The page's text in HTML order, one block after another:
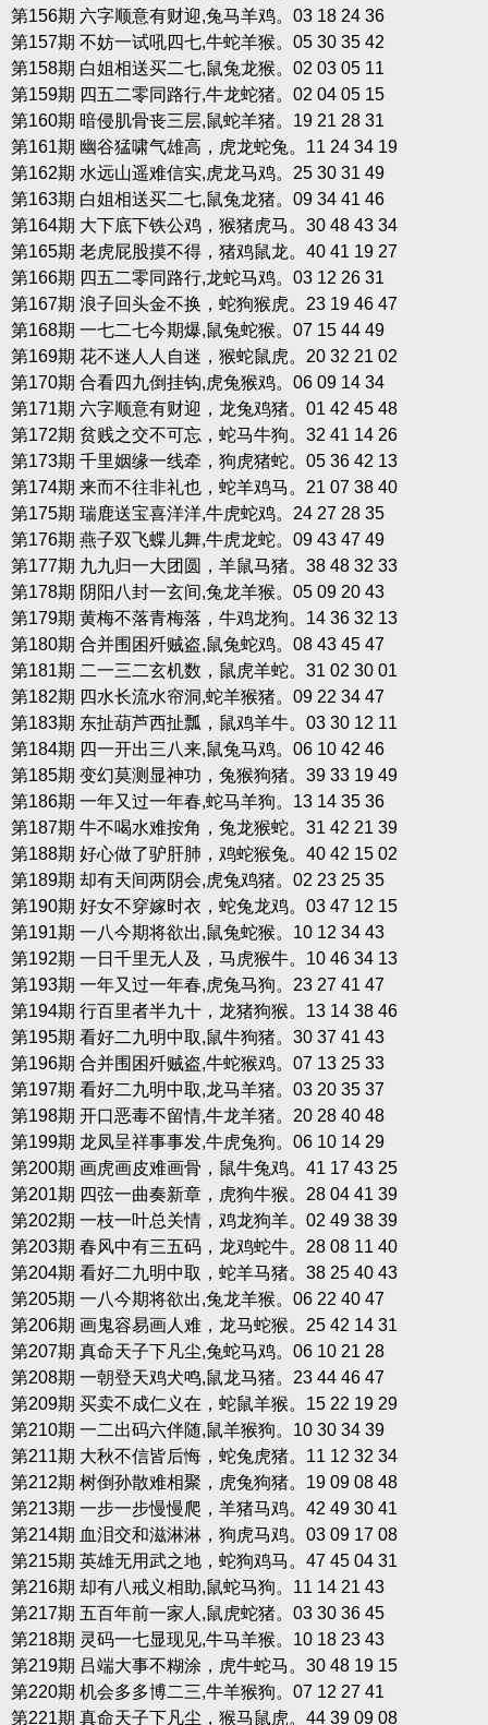
第156期 六字顺意有财迎,兔马羊鸡。03 18 24 36
第157期 不妨一试吼四七,牛蛇羊猴。05 30 35 42
第158期 白姐相送买二七,鼠兔龙猴。02 03 05 11
第159期 四五二零同路行,牛龙蛇猪。02 04 05 15
第160期 暗侵肌骨丧三层,鼠蛇羊猪。19 21 28 31
第161期 幽谷猛啸气雄高，虎龙蛇兔。11 24 34 19
第162期 水远山遥难信实,虎龙马鸡。25 30 31 49
第163期 白姐相送买二七,鼠兔龙猪。09 34 41 46
第164期 大下底下铁公鸡，猴猪虎马。30 48 43 34
第165期 老虎屁股摸不得，猪鸡鼠龙。40 41 19 27
第166期 四五二零同路行,龙蛇马鸡。03 12 26 31
第167期 浪子回头金不换，蛇狗猴虎。23 19 46 47
第168期 一七二七今期爆,鼠兔蛇猴。07 15 44 49
第169期 花不迷人人自迷，猴蛇鼠虎。20 32 21 02
第170期 合看四九倒挂钩,虎兔猴鸡。06 09 14 34
第171期 六字顺意有财迎，龙兔鸡猪。01 42 45 48
第172期 贫贱之交不可忘，蛇马牛狗。32 41 14 26
第173期 千里姻缘一线牵，狗虎猪蛇。05 36 42 13
第174期 来而不往非礼也，蛇羊鸡马。21 07 38 40
第175期 瑞鹿送宝喜洋洋,牛虎蛇鸡。24 27 28 35
第176期 燕子双飞蝶儿舞,牛虎龙蛇。09 43 47 49
第177期 九九归一大团圆，羊鼠马猪。38 48 32 33
第178期 阴阳八封一玄间,兔龙羊猴。05 09 20 43
第179期 黄梅不落青梅落，牛鸡龙狗。14 36 32 13
第180期 合并围困歼贼盗,鼠兔蛇鸡。08 43 45 47
第181期 二一三二玄机数，鼠虎羊蛇。31 02 30 01
第182期 四水长流水帘洞,蛇羊猴猪。09 22 34 47
第183期 东扯葫芦西扯瓢，鼠鸡羊牛。03 30 12 11
第184期 四一开出三八来,鼠兔马鸡。06 10 42 46
第185期 变幻莫测显神功，兔猴狗猪。39 33 19 49
第186期 一年又过一年春,蛇马羊狗。13 14 35 36
第187期 牛不喝水难按角，兔龙猴蛇。31 42 21 39
第188期 好心做了驴肝肺，鸡蛇猴兔。40 42 15 02
第189期 却有天间两阴会,虎兔鸡猪。02 23 25 35
第190期 好女不穿嫁时衣，蛇兔龙鸡。03 47 12 15
第191期 一八今期将欲出,鼠兔蛇猴。10 12 34 43
第192期 一日千里无人及，马虎猴牛。10 46 34 13
第193期 一年又过一年春,虎兔马狗。23 27 41 47
第194期 行百里者半九十，龙猪狗猴。13 14 38 46
第195期 看好二九明中取,鼠牛狗猪。30 37 41 43
第196期 合并围困歼贼盗,牛蛇猴鸡。07 13 25 33
第197期 看好二九明中取,龙马羊猪。03 20 35 37
第198期 开口恶毒不留情,牛龙羊猪。20 28 40 48
第199期 龙凤呈祥事事发,牛虎兔狗。06 10 14 29
第200期 画虎画皮难画骨，鼠牛兔鸡。41 17 43 25
第201期 四弦一曲奏新章，虎狗牛猴。28 04 41 39
第202期 一枝一叶总关情，鸡龙狗羊。02 49 38 39
第203期 春风中有三五码，龙鸡蛇牛。28 08 11 40
第204期 看好二九明中取，蛇羊马猪。38 25 40 43
第205期 一八今期将欲出,兔龙羊猴。06 22 40 47
第206期 画鬼容易画人难，龙马蛇猴。25 42 14 31
第207期 真命天子下凡尘,兔蛇马鸡。06 10 21 28
第208期 一朝登天鸡犬鸣,鼠龙马猪。23 44 46 47
第209期 买卖不成仁义在，蛇鼠羊猴。15 22 19 29
第210期 一二出码六伴随,鼠羊猴狗。10 30 34 39
第211期 大秋不信皆后悔，蛇兔虎猪。11 12 32 34
第212期 树倒孙散难相聚，虎兔狗猪。19 09 08 48
第213期 一步一步慢慢爬，羊猪马鸡。42 49 30 41
第214期 血泪交和滋淋淋，狗虎马鸡。03 09 17 08
第215期 英雄无用武之地，蛇狗鸡马。47 45 04 31
第216期 却有八戒义相助,鼠蛇马狗。11 14 21 43
第217期 五百年前一家人,鼠虎蛇猪。03 30 36 45
第218期 灵码一七显现见,牛马羊猴。10 18 23 43
第219期 吕端大事不糊涂，虎牛蛇马。30 48 19 15
第220期 机会多多博二三,牛羊猴狗。07 12 27 41
第221期 真命天子下凡尘，猴马鼠虎。44 39 09 08